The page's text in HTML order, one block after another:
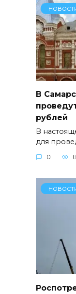
В
рублей
В
для
0